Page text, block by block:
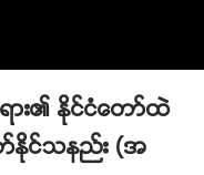
ရား၏ ႏိုင္ငံေတာ္ထဲ
ႏိုင္သနည္း (အ